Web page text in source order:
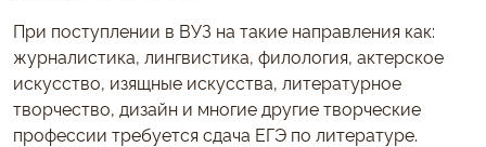
При поступлении в ВУЗ на такие направления как:
журналистика, лингвистика, филология, актерское
искусство, изящные искусства, литературное
творчество, дизайн и многие другие творческие
профессии требуется сдача ЕГЭ по литературе.